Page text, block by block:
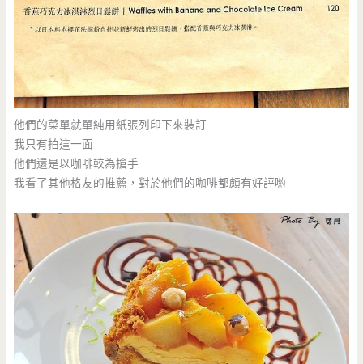
他們的菜單就單純用紙張列印下來裝訂
我只有拍這一面
他們還是以咖啡較為搶手
我看了其他格友的推薦，對於他們的咖啡都頗有好評喲